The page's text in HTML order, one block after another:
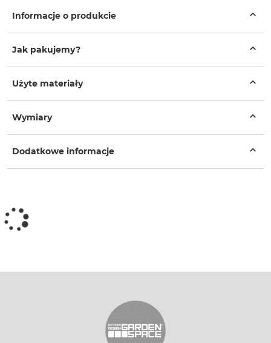
Informacje o produkcie
Jak pakujemy?
Użyte materiały
Wymiary
Dodatkowe informacje